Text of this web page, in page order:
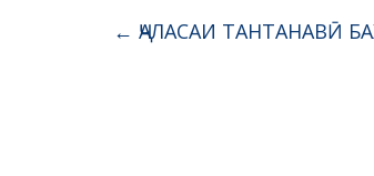
← ҶАЛАСАИ ТАНТАНАВӢ